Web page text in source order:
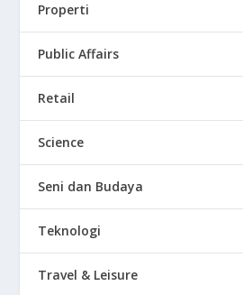
Properti
Public Affairs
Retail
Science
Seni dan Budaya
Teknologi
Travel & Leisure